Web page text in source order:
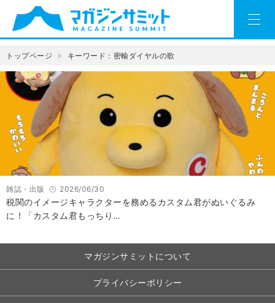
トップページ キーワード：密輸ダイヤルの歌
雑誌・出版 2026/06/30
税関のイメージキャラクターを務めるカスタム君がぬいぐるみ
に！「カスタム君もっちり…
マガジンサミットについて
プライバシーポリシー